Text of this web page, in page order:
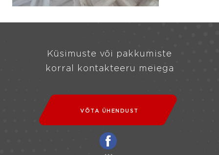
Küsimuste või pakkumiste
korral kontakteeru meiega
VÕTA ÜHENDUST